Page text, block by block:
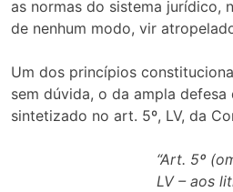
as normas do sistema jurídico,
de nenhum modo, vir
Um dos princípios
sem dúvida, o da ampla defesa
sintetizado no art. 5º, LV, da
“Art. 5º
LV – aos